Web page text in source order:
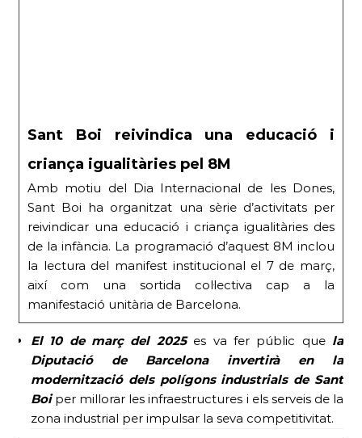
Sant Boi reivindica una educació i
criança igualitàries pel 8M
Amb motiu del Dia Internacional de les Dones,
Sant Boi ha organitzat una sèrie d’activitats per
reivindicar una educació i criança igualitàries des
de la infància. La programació d’aquest 8M inclou
la lectura del manifest institucional el 7 de març,
així com una sortida col·lectiva cap a la
manifestació unitària de Barcelona.
El 10 de març del 2025 es va fer públic quela
Diputació de Barcelona invertirà en la
modernització dels polígons industrials de Sant
Boiper millorar les infraestructures i els serveis de la
zona industrial per impulsar la seva competitivitat.